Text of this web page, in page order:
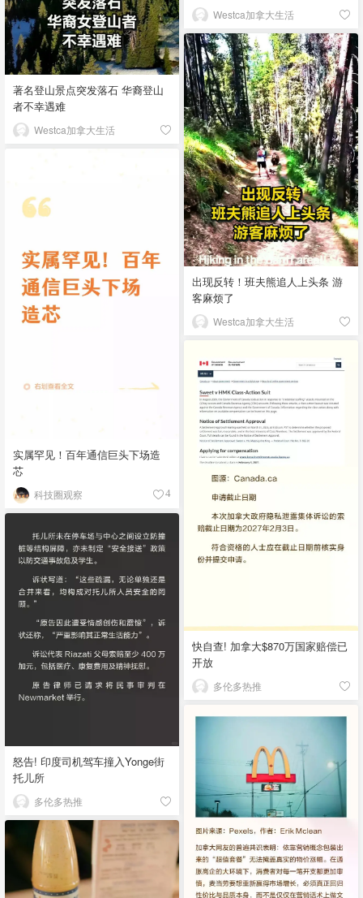
著名登山景点突发落石 华裔登山
者不幸遇难
Westca加拿大生活
Westca加拿大生活
出现反转！班夫熊追人上头条 游
客麻烦了
Westca加拿大生活
实属罕见！百年通信巨头下场造
芯
科技圈观察 4
快自查! 加拿大$870万国家赔偿已
开放
多伦多热推
怒告! 印度司机驾车撞入Yonge街
托儿所
多伦多热推